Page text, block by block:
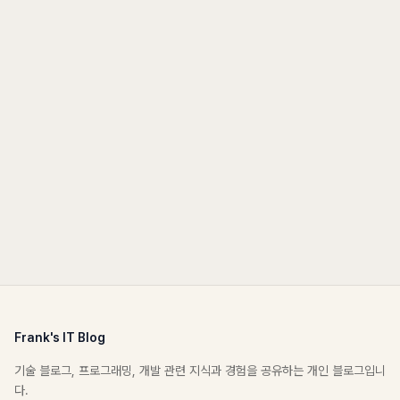
Frank's IT Blog
기술 블로그, 프로그래밍, 개발 관련 지식과 경험을 공유하는 개인 블로그입니
다.